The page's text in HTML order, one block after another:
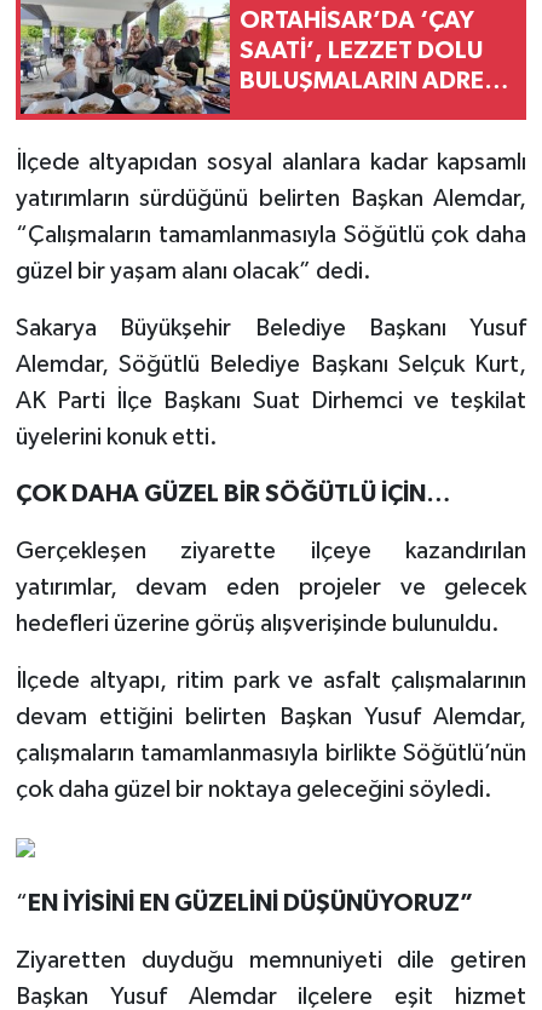
ORTAHİSAR’DA ‘ÇAY
SAATİ’, LEZZET DOLU
BULUŞMALARIN ADRESİ
İlçede altyapıdan sosyal alanlara kadar kapsamlı
yatırımların sürdüğünü belirten Başkan Alemdar,
“Çalışmaların tamamlanmasıyla Söğütlü çok daha
güzel bir yaşam alanı olacak” dedi.
Sakarya Büyükşehir Belediye Başkanı Yusuf
Alemdar, Söğütlü Belediye Başkanı Selçuk Kurt,
AK Parti İlçe Başkanı Suat Dirhemci ve teşkilat
üyelerini konuk etti.
ÇOK DAHA GÜZEL BİR SÖĞÜTLÜ İÇİN…
Gerçekleşen ziyarette ilçeye kazandırılan
yatırımlar, devam eden projeler ve gelecek
hedefleri üzerine görüş alışverişinde bulunuldu.
İlçede altyapı, ritim park ve asfalt çalışmalarının
devam ettiğini belirten Başkan Yusuf Alemdar,
çalışmaların tamamlanmasıyla birlikte Söğütlü’nün
çok daha güzel bir noktaya geleceğini söyledi.
“ EN İYİSİNİ EN GÜZELİNİ DÜŞÜNÜYORUZ”
Ziyaretten duyduğu memnuniyeti dile getiren
Başkan Yusuf Alemdar ilçelere eşit hizmet